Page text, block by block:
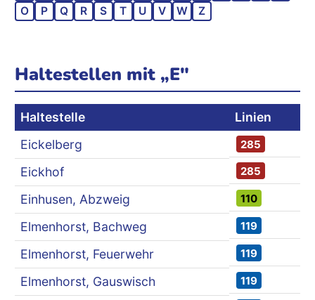
O
P Q R S T U V W Z
Haltestellen mit „E"
Haltestelle
Linien
Eickelberg
285
Eickhof 285
Einhusen, Abzweig 110
Elmenhorst, Bachweg 119
Elmenhorst, Feuerwehr 119
Elmenhorst, Gauswisch 119